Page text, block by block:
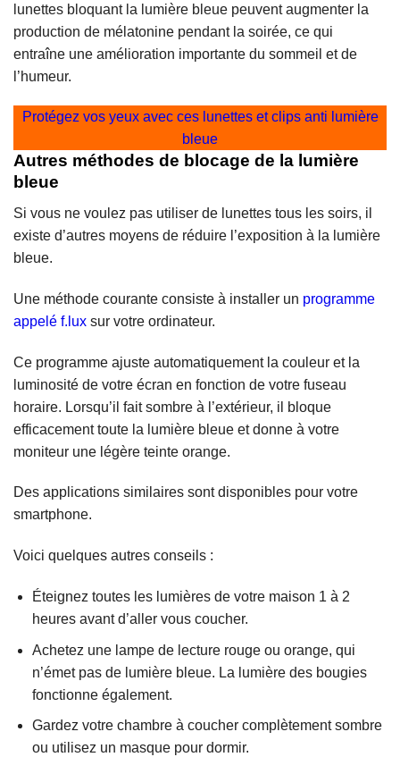
lunettes bloquant la lumière bleue peuvent augmenter la
production de mélatonine pendant la soirée, ce qui
entraîne une amélioration importante du sommeil et de
l’humeur.
Protégez vos yeux avec ces lunettes et clips anti lumière
bleue
Autres méthodes de blocage de la lumière
bleue
Si vous ne voulez pas utiliser de lunettes tous les soirs, il
existe d’autres moyens de réduire l’exposition à la lumière
bleue.
Une méthode courante consiste à installer un programme
appelé f.lux sur votre ordinateur.
Ce programme ajuste automatiquement la couleur et la
luminosité de votre écran en fonction de votre fuseau
horaire. Lorsqu’il fait sombre à l’extérieur, il bloque
efficacement toute la lumière bleue et donne à votre
moniteur une légère teinte orange.
Des applications similaires sont disponibles pour votre
smartphone.
Voici quelques autres conseils :
Éteignez toutes les lumières de votre maison 1 à 2
heures avant d’aller vous coucher.
Achetez une lampe de lecture rouge ou orange, qui
n’émet pas de lumière bleue. La lumière des bougies
fonctionne également.
Gardez votre chambre à coucher complètement sombre
ou utilisez un masque pour dormir.